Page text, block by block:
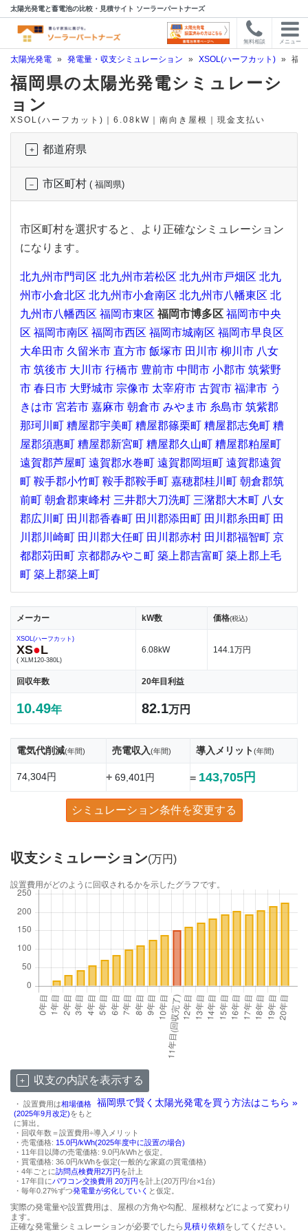
太陽光発電と蓄電池の比較・見積サイト ソーラーパートナーズ
無料相談 メニュー
太陽光発電 » 発電量・収支シミュレーション » XSOL(ハーフカット) » 福
福岡県の太陽光発電シミュレーシ
ョン
XSOL(ハーフカット)｜6.08kW｜南向き屋根｜現金支払い
都道府県
市区町村 ( 福岡県)
市区町村を選択すると、より正確なシミュレーション
になります。
北九州市門司区 北九州市若松区 北九州市戸畑区 北九
州市小倉北区 北九州市小倉南区 北九州市八幡東区 北
九州市八幡西区 福岡市東区 福岡市博多区 福岡市中央
区 福岡市南区 福岡市西区 福岡市城南区 福岡市早良区
大牟田市 久留米市 直方市 飯塚市 田川市 柳川市 八女
市 筑後市 大川市 行橋市 豊前市 中間市 小郡市 筑紫野
市 春日市 大野城市 宗像市 太宰府市 古賀市 福津市 う
きは市 宮若市 嘉麻市 朝倉市 みやま市 糸島市 筑紫郡
那珂川町 糟屋郡宇美町 糟屋郡篠栗町 糟屋郡志免町 糟
屋郡須惠町 糟屋郡新宮町 糟屋郡久山町 糟屋郡粕屋町
遠賀郡芦屋町 遠賀郡水巻町 遠賀郡岡垣町 遠賀郡遠賀
町 鞍手郡小竹町 鞍手郡鞍手町 嘉穂郡桂川町 朝倉郡筑
前町 朝倉郡東峰村 三井郡大刀洗町 三潴郡大木町 八女
郡広川町 田川郡香春町 田川郡添田町 田川郡糸田町 田
川郡川崎町 田川郡大任町 田川郡赤村 田川郡福智町 京
都郡苅田町 京都郡みやこ町 築上郡吉富町 築上郡上毛
町 築上郡築上町
メーカー kW数 価格(税込)
XSOL(ハーフカット)
XS●L
( XLM120-380L)
6.08kW 144.1万円
回収年数 20年目利益
10.49年 82.1万円
電気代削減(年間) 売電収入(年間) 導入メリット(年間)
74,304円 +69,401円 = 143,705円
シミュレーション条件を変更する
収支シミュレーション(万円)
設置費用がどのように回収されるかを示したグラフです。
収支の内訳を表示する
福岡県で賢く太陽光発電を買う方法はこちら »
・ 設置費用は相場価格
(2025年9月改定)をもと
に算出。
・回収年数＝設置費用÷導入メリット
・売電価格: 15.0円/kWh(2025年度中に設置の場合)
・11年目以降の売電価格: 9.0円/kWhと仮定。
・買電価格: 36.0円/kWhを仮定(一般的な家庭の買電価格)
・4年ごとに訪問点検費用2万円を計上
・17年目にパワコン交換費用 20万円を計上(20万円/台×1台)
・毎年0.27%ずつ発電量が劣化していく と仮定。
実際の発電量や設置費用は、屋根の方角や勾配、屋根材などによって変わり
ます。
正確な発電量シミュレーションが必要でしたら 見積り依頼をしてください。